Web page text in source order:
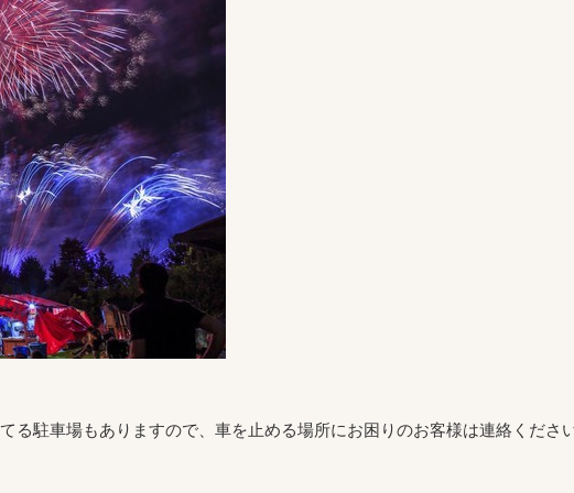
る駐車場もありますので、車を止める場所にお困りのお客様は連絡くださ